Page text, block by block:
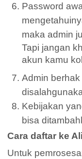
Password
maka admin
Tapi jangan
akun kamu
Admin
Kebijakan
bisa
Cara daftar ke
Untuk